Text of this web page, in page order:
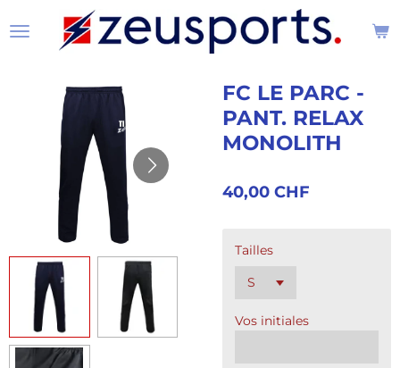
au
FC LE PARC -
PANT. RELAX
MONOLITH
40,00 CHF
Tailles
Vos initiales